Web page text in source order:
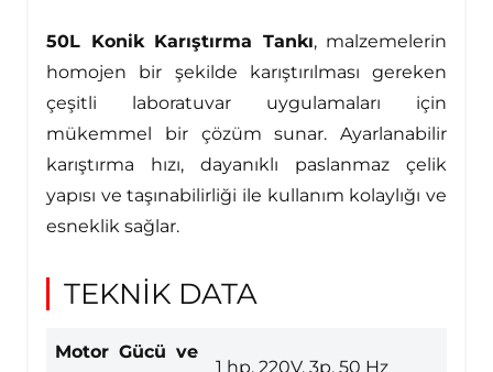
50L Konik Karıştırma Tankı, malzemelerin
homojen bir şekilde karıştırılması gereken
çeşitli laboratuvar uygulamaları için
mükemmel bir çözüm sunar. Ayarlanabilir
karıştırma hızı, dayanıklı paslanmaz çelik
yapısı ve taşınabilirliği ile kullanım kolaylığı ve
esneklik sağlar.
TEKNİK DATA
Motor Gücü ve
1 hp, 220V, 3p, 50 Hz